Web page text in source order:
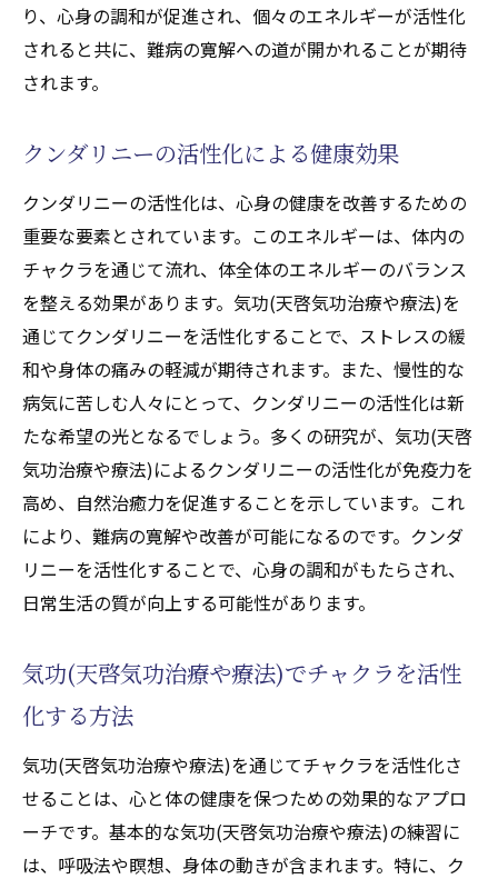
り、心身の調和が促進され、個々のエネルギーが活性化
されると共に、難病の寛解への道が開かれることが期待
されます。
クンダリニーの活性化による健康効果
クンダリニーの活性化は、心身の健康を改善するための
重要な要素とされています。このエネルギーは、体内の
チャクラを通じて流れ、体全体のエネルギーのバランス
を整える効果があります。気功(天啓気功治療や療法)を
通じてクンダリニーを活性化することで、ストレスの緩
和や身体の痛みの軽減が期待されます。また、慢性的な
病気に苦しむ人々にとって、クンダリニーの活性化は新
たな希望の光となるでしょう。多くの研究が、気功(天啓
気功治療や療法)によるクンダリニーの活性化が免疫力を
高め、自然治癒力を促進することを示しています。これ
により、難病の寛解や改善が可能になるのです。クンダ
リニーを活性化することで、心身の調和がもたらされ、
日常生活の質が向上する可能性があります。
気功(天啓気功治療や療法)でチャクラを活性
化する方法
気功(天啓気功治療や療法)を通じてチャクラを活性化さ
せることは、心と体の健康を保つための効果的なアプロ
ーチです。基本的な気功(天啓気功治療や療法)の練習に
は、呼吸法や瞑想、身体の動きが含まれます。特に、ク